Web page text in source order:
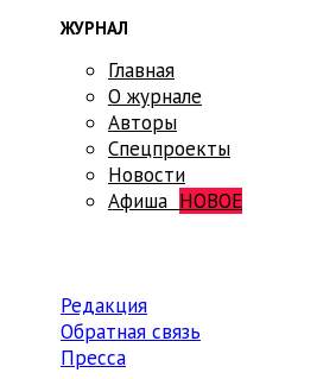
ЖУРНАЛ
Главная
О журнале
Авторы
Спецпроекты
Новости
Афиша НОВОЕ
Редакция
Обратная связь
Пресса